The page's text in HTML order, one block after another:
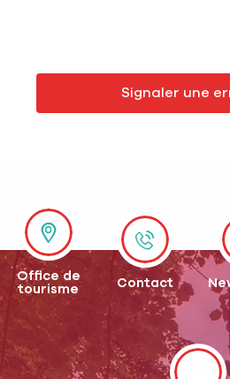
Signaler une
Office de
tourisme
Contact